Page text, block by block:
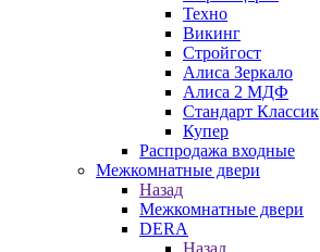
Техно
Викинг
Стройгост
Алиса Зеркало
Алиса 2 МДФ
Стандарт Классик
Купер
Распродажа входные
Межкомнатные двери
Назад
Межкомнатные двери
DERA
Назад